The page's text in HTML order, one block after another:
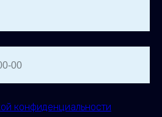
конфиденциальности